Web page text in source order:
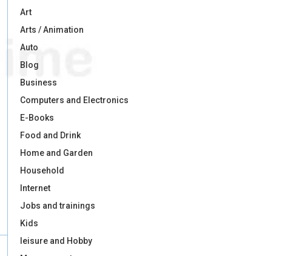
Art
Arts / Animation
Auto
Blog
Business
Computers and Electronics
E-Books
Food and Drink
Home and Garden
Household
Internet
Jobs and trainings
Kids
leisure and Hobby